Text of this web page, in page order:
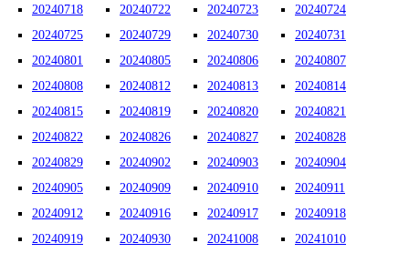
20240718
20240722 20240723
20240724
20240725
20240729 20240730
20240731
20240801
20240805 20240806
20240807
20240808
20240812 20240813
20240814
20240815
20240819 20240820
20240821
20240822
20240826 20240827
20240828
20240829
20240902 20240903
20240904
20240905
20240909 20240910
20240911
20240912
20240916 20240917
20240918
20240919
20240930 20241008
20241010